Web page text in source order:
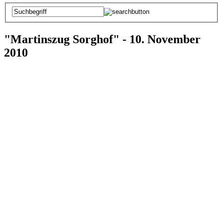
"Martinszug Sorghof" - 10. November
2010